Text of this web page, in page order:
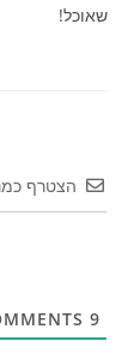
שאוכל!
הצטרף
9